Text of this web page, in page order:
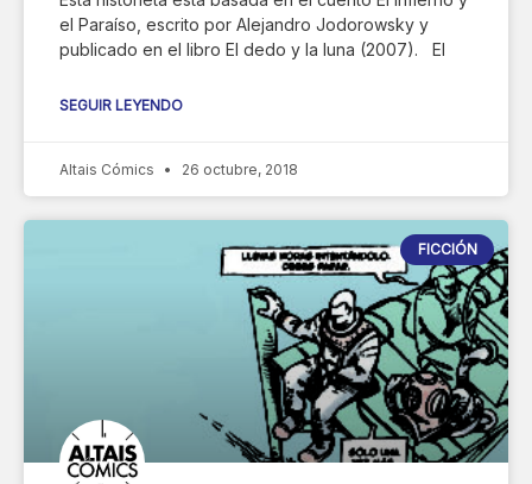
el Paraíso, escrito por Alejandro Jodorowsky y
publicado en el libro El dedo y la luna (2007). El
SEGUIR LEYENDO
Altais Cómics 26 octubre, 2018
FICCIÓN